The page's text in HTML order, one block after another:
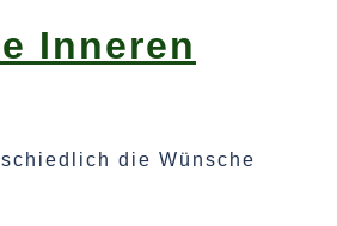
Inneren
die Wünsche